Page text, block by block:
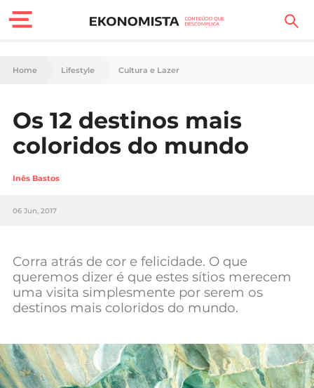
Finanças Pessoais
Carreira
Tecnologia
Negócios
Home Lifestyle Cultura e Lazer
Os 12 destinos mais
coloridos do mundo
Inês Bastos
06 Jun, 2017
Corra atrás de cor e felicidade. O que
queremos dizer é que estes sítios merecem
uma visita simplesmente por serem os
destinos mais coloridos do mundo.